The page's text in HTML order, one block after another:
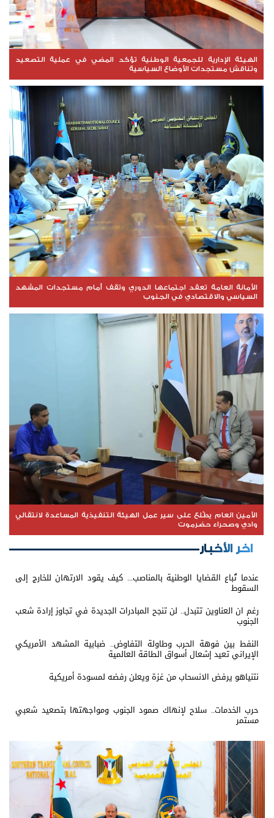
الهيئة الإدارية للجمعية الوطنية تؤكد المضي في عملية التصعيد
وتناقش مستجدات الأوضاع السياسية
الأمانة العامة تعقد اجتماعها الدوري وتقف أمام مستجدات المشهد
السياسي والاقتصادي في الجنوب
الأمين العام يطّلع على سير عمل الهيئة التنفيذية المساعدة لانتقالي
وادي وصحراء حضرموت
اخر الأخبار
عندما تُباع القضايا الوطنية بالمناصب... كيف يقود الارتهان للخارج إلى
السقوط
رغم ان العناوين تتبدل.. لن تنجح المبادرات الجديدة في تجاوز إرادة شعب
الجنوب
النفط بين فوهة الحرب وطاولة التفاوض.. ضبابية المشهد الأمريكي
الإيراني تعيد إشعال أسواق الطاقة العالمية
نتنياهو يرفض الانسحاب من غزة ويعلن رفضه لمسودة أمريكية
حرب الخدمات.. سلاح لإنهاك صمود الجنوب ومواجهتها بتصعيد شعبي
مستمر